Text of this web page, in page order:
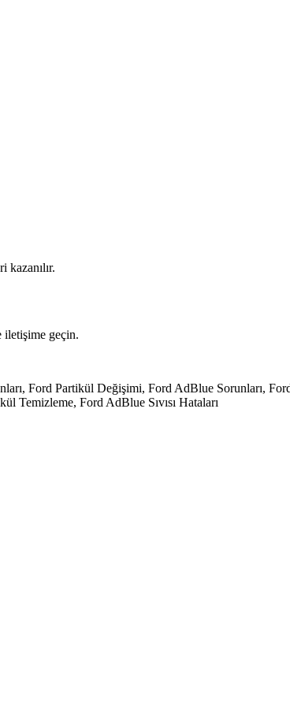
kazanılır.
iletişime geçin.
Ford Partikül Değişimi, Ford AdBlue Sorunları,
Temizleme, Ford AdBlue Sıvısı Hataları